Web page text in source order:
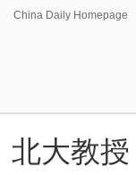
China Daily Homepage
北大教